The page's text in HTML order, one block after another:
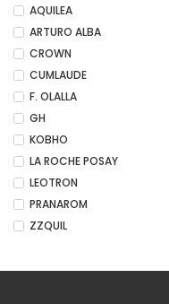
AQUILEA
ARTURO ALBA
CROWN
CUMLAUDE
F. OLALLA
GH
KOBHO
LA ROCHE POSAY
LEOTRON
PRANAROM
ZZQUIL